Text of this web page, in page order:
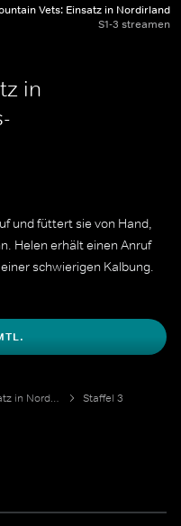
Vets: Einsatz in Nordirland
S1-3 streamen
in
und füttert sie von Hand,
Helen erhält einen Anruf
schwierigen Kalbung.
Mountain Vets: Einsatz in Nordirland
Staffel 3